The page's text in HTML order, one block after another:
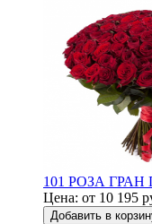
101 РОЗА ГРАН
Цена: от 10 195
Добавить в